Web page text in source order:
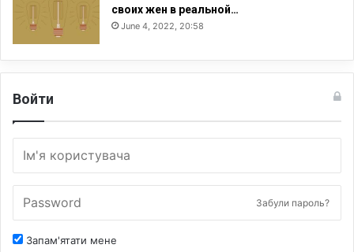
своих жен в реальной…
June 4, 2022, 20:58
Войти
Забули пароль?
Запам'ятати мене